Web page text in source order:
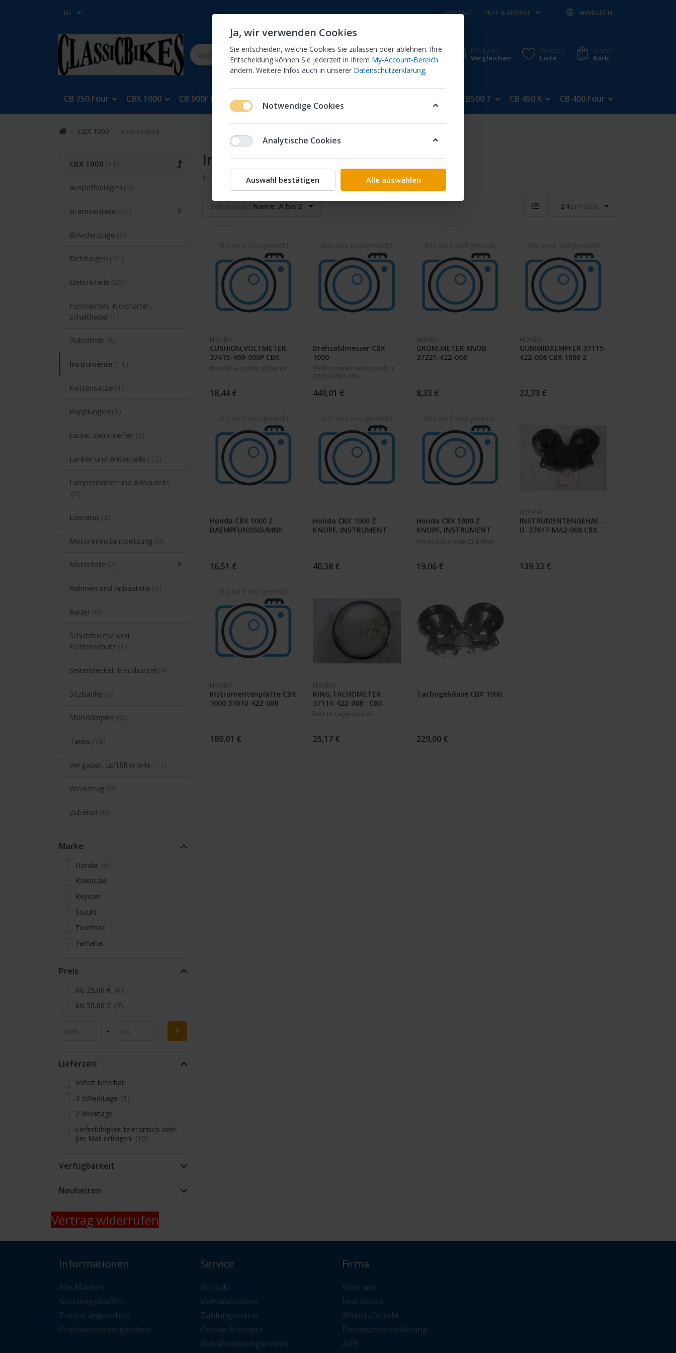
DE KONTAKT HILFE & SERVICE ANMELDEN
Produkte
Vergleichen
Wunsch
Liste
Waren
Korb
CB 750 Four CBX 1000 CB 900F Bol Dor CB500 T CB 450 K CB 400 Four
CBX 1000 Instrumente
CBX 1000
Auspuffanlagen
Bremsenteile
Bowdenzüge
Dichtungen
Elektrikteile
Fussrasten, Kickstarter,
Schalthebel
Gabelteile
Instrumente
Kettensätze
Kupplungen
Lacke, Zierstreifen
Lenker und Anbauteile
Lampenhalter und Anbauteile
Literatur
Motoreninstandsetzung
Motorteile
Rahmen und Anbauteile
Räder
Schutzbleche und
Kettenschutz
Seitendeckel, Heckbürzel
Sitzbänke
Stoßdämpfer
Tanks
Vergaser, Luftfilterteile
Werkzeug
Zubehör
Marke
Honda
Kawasaki
Keyster
Suzuki
Tourmax
Yamaha
Preis
bis 25,00 €
bis 50,00 €
-
Lieferzeit
sofort lieferbar
3-5Werktage
2 Werktage
Lieferfähigkeit telefonisch oder
per Mail erfragen
Verfügbarkeit
Neuheiten
Instrumente
1-11
Sortiere nach Name: A bis Z 24pro Seite
HONDA
CUSHION,VOLTMETER
37415-469-000P CBX
1000 A
Neuteil aus dem Zubehör
18,44 €
Drehzahlmesser CBX
1000
Teilenummer ändert sich in
37250-MB7-740
449,01 €
HONDA
GROM,METER KNOB
37221-422-008
8,33 €
HONDA
GUMMIDAEMPFER 37115-
422-008 CBX 1000 Z
22,73 €
Honda CBX 1000 Z
DAEMPFUNGSGUMMI
16,51 €
Honda CBX 1000 Z
KNOPF, INSTRUMENT
40,38 €
Honda CBX 1000 Z
KNOPF, INSTRUMENT
Neuteil aus dem Zubehör
19,06 €
HONDA
INSTRUMENTENGEHAEUSSE
U. 37617-MA2-008 CBX
139,23 €
HONDA
Instrumentenplatte CBX
1000 37610-422-008
189,01 €
HONDA
RING,TACHOMETER
37114-422-008 ; CBX
1000 Z
leichte Lagerspuren
25,17 €
Tachogehäuse CBX 1000
229,00 €
Vertrag widerrufen
Informationen
Alle Marken
Neu eingetroffen
Zuletzt angesehen
Produktliste vergleichen
Service
Kontakt
Versandkosten
Zahlungsarten
Cookie Manager
Gewährleistungsrechte
Firma
Über uns
Impressum
Widerrufsrecht
Datenschutzerklärung
AGB
Ja, wir verwenden Cookies
Sie entscheiden, welche Cookies Sie zulassen oder ablehnen. Ihre
Entscheidung können Sie jederzeit in Ihrem My-Account-Bereich
ändern. Weitere Infos auch in unserer Datenschutzerklärung.
Notwendige Cookies
Analytische Cookies
Auswahl bestätigen Alle auswählen